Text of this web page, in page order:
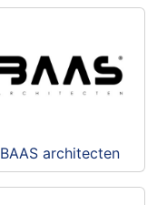
BAAS architecten